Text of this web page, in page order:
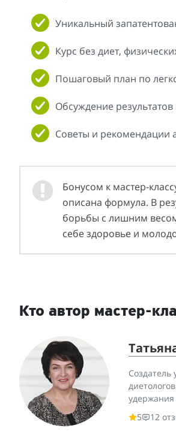
Уникальный
Курс без диет,
Пошаговый план по
Обсуждение
Советы и рекомендации
Бонусом к мастер-
описана формула. В
борьбы с лишним
себе здоровье и
Кто автор мастер-
удержания
5
12